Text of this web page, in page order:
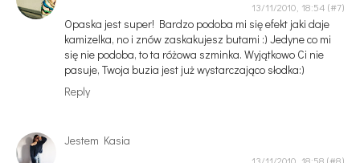
13/11/2010, 18:54
Opaska jest super! Bardzo podoba mi się efekt jaki daje
kamizelka, no i znów zaskakujesz butami :) Jedyne co mi
się nie podoba, to ta różowa szminka. Wyjątkowo Ci nie
pasuje, Twoja buzia jest już wystarczająco słodka:)
Reply
Jestem Kasia